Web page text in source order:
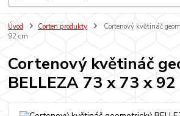
Úvod Corten produkty
Cortenový květináč
92 cm
Cortenový květináč
BELLEZA 73 x 73 x 92